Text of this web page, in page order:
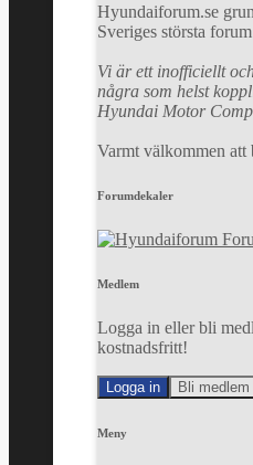
Hyundaiforum.se
Sveriges största
Vi är ett inofficiellt
några som helst
Hyundai Motor
Varmt välkommen att
Forumdekaler
Medlem
Logga in eller bli
kostnadsfritt!
Logga in Bli medlem
Meny